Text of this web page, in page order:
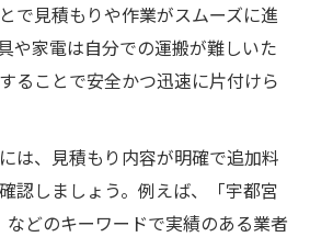
で見積もりや作業がスムーズに進
や家電は自分での運搬が難しいた
ることで安全かつ迅速に片付けら
は、見積もり内容が明確で追加料
認しましょう。例えば、「宇都宮
などのキーワードで実績のある業者